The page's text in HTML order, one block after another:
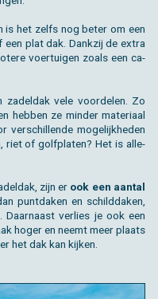
is het zelfs nog beter om een
plat dak. Dank­zij de extra
voer­tui­gen zoals een ca­
vele voor­de­len. Zo
heb­ben ze min­der ma­te­ri­aal
ver­schil­len­de mo­ge­lijk­he­den
riet of golf­pla­ten? Het is al­le­
zijn er ook een aan­tal
punt­da­ken en schild­da­ken,
ver­lies je ook een
hoger en neemt meer plaats
het dak kan kij­ken.